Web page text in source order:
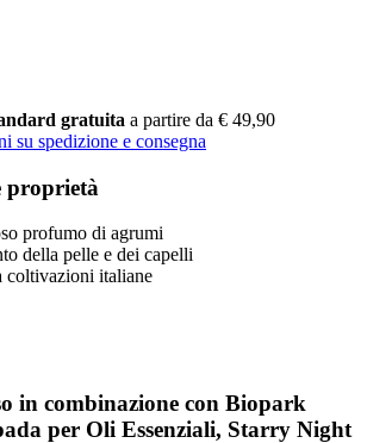
gratuita a partire da € 49,90
su spedizione e consegna
proprietà
profumo di agrumi
della pelle e dei capelli
coltivazioni italiane
in combinazione con Biopark
per Oli Essenziali, Starry Night